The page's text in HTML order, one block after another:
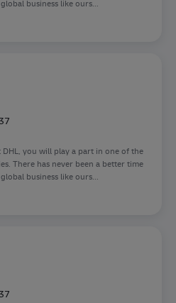
business like ours...
you will play a part in one of the
There has never been a better time
business like ours...